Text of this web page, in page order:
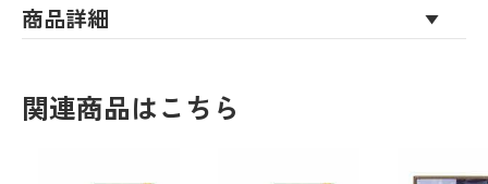
商品詳細
関連商品はこちら